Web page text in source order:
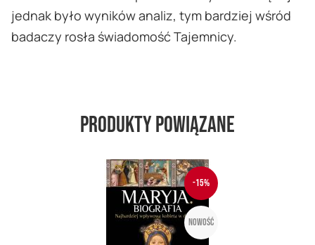
jednak było wyników analiz, tym bardziej wśród
badaczy rosła świadomość Tajemnicy.
Produkty powiązane
-15%
Nowość